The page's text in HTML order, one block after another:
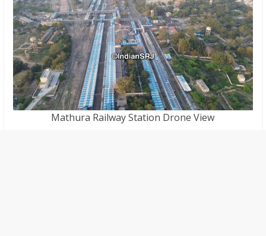
Mathura Railway Station Drone View